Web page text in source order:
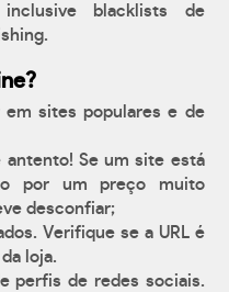
blacklists de
em sites populares e de
antento! Se um site está
por um preço muito
desconfiar;
Verifique se a URL é
loja.
perfis de redes sociais.